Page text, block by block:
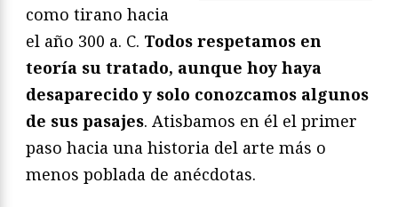
como tirano hacia
el año 300 a. C. Todos respetamos en
teoría su tratado, aunque hoy haya
desaparecido y solo conozcamos algunos
de sus pasajes. Atisbamos en él el primer
paso hacia una historia del arte más o
menos poblada de anécdotas.